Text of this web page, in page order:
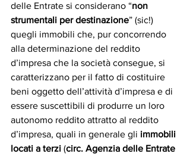
delle Entrate si considerano “non
strumentali per destinazione” (sic!)
quegli immobili che, pur concorrendo
alla determinazione del reddito
d’impresa che la società consegue, si
caratterizzano per il fatto di costituire
beni oggetto dell’attività d’impresa e di
essere suscettibili di produrre un loro
autonomo reddito attratto al reddito
d’impresa, quali in generale gli immobili
locati a terzi (circ. Agenzia delle Entrate